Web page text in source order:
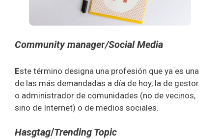
Community manager/Social Media
Este término designa una profesión que ya es una
de las más demandadas a día de hoy, la de gestor
o administrador de comunidades (no de vecinos,
sino de Internet) o de medios sociales.
Hasgtag/Trending Topic